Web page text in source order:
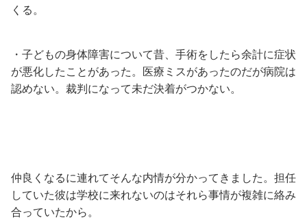
くる。
・子どもの身体障害について昔、手術をしたら余計に症状
が悪化したことがあった。医療ミスがあったのだが病院は
認めない。裁判になって未だ決着がつかない。
仲良くなるに連れてそんな内情が分かってきました。担任
していた彼は学校に来れないのはそれら事情が複雑に絡み
合っていたから。